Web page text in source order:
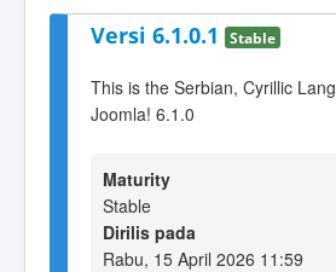
Versi 6.1.0.1 Stable
This is the Serbian, Cyrillic
Joomla! 6.1.0
Maturity
Stable
Dirilis pada
Rabu, 15 April 2026 11:59